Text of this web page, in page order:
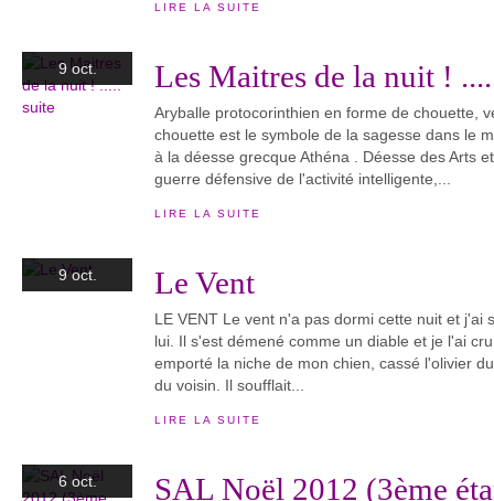
LIRE LA SUITE
9 oct. Les Maitres de la nuit !
Aryballe protocorinthien en forme de chouette,
chouette est le symbole de la sagesse dans le
à la déesse grecque Athéna . Déesse des Arts
guerre défensive de l'activité intelligente,...
LIRE LA SUITE
9 oct. Le Vent
LE VENT Le vent n'a pas dormi cette nuit et j'ai
lui. Il s'est démené comme un diable et je l'ai
emporté la niche de mon chien, cassé l'olivier
du voisin. Il soufflait...
LIRE LA SUITE
6 oct. SAL Noël 2012 (3ème